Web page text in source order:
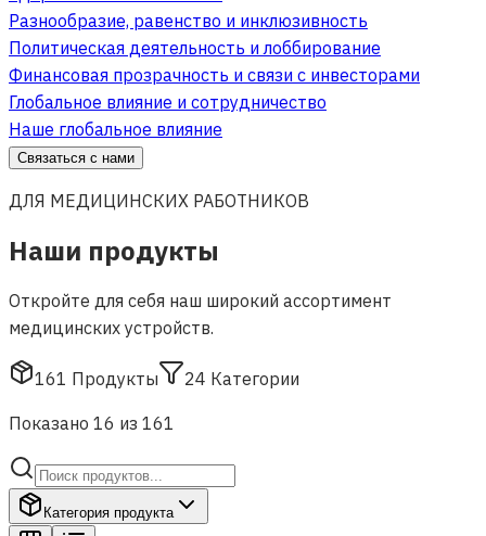
Разнообразие, равенство и инклюзивность
Политическая деятельность и лоббирование
Финансовая прозрачность и связи с инвесторами
Глобальное влияние и сотрудничество
Наше глобальное влияние
Связаться с нами
ДЛЯ МЕДИЦИНСКИХ РАБОТНИКОВ
Наши продукты
Откройте для себя наш широкий ассортимент
медицинских устройств.
161 Продукты 24 Категории
Показано 16 из 161
Категория продукта